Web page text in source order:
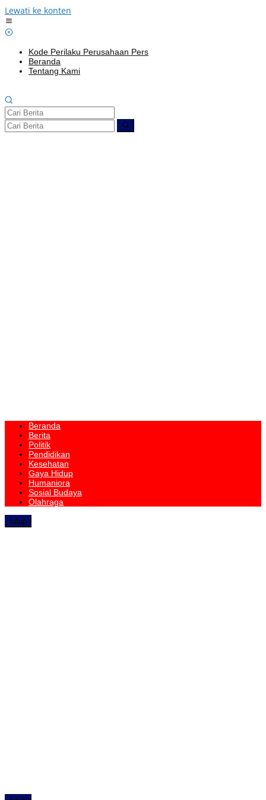
Lewati ke konten
Kode Perilaku Perusahaan Pers
Beranda
Tentang Kami
Beranda
Berita
Politik
Pendidikan
Kesehatan
Gaya Hidup
Humaniora
Sosial Budaya
Olahraga
tutup